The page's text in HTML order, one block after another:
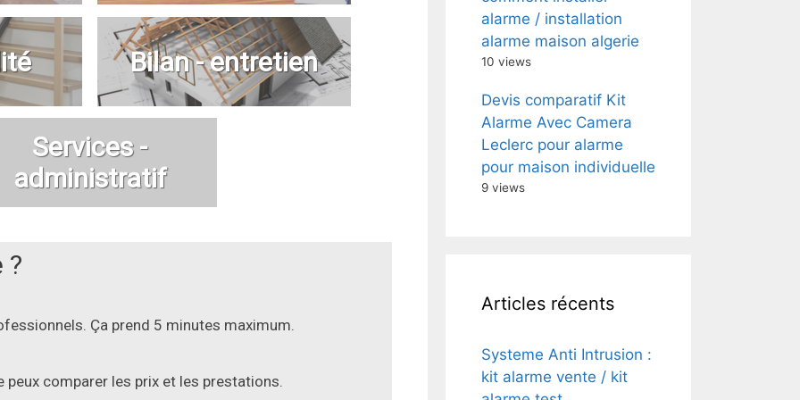
Bilan - entretien
Services -
administratif
?
Ça prend 5 minutes maximum.
comparer les prix et les prestations.
alarme / installation
alarme maison algerie
10 views
Devis comparatif Kit
Alarme Avec Camera
Leclerc pour alarme
pour maison individuelle
9 views
Articles récents
Systeme Anti Intrusion :
kit alarme vente / kit